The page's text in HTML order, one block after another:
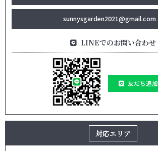
sunnysgarden2021@gmail.com
LINEでのお問い合わせ
友だち追加
対応エリア